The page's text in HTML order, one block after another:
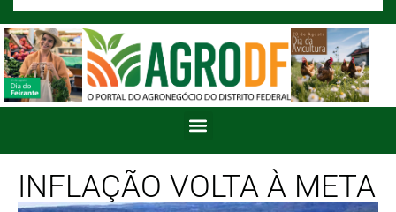
INFLAÇÃO VOLTA À META